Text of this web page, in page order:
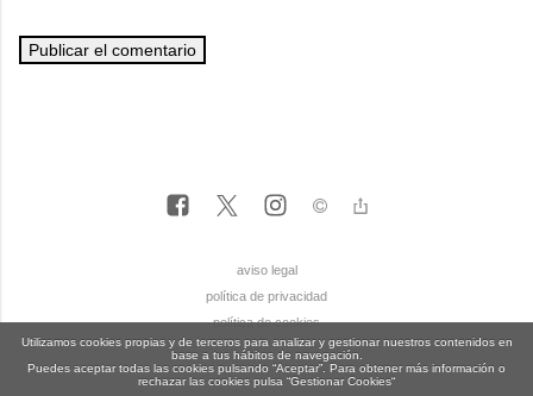
aviso legal
política de privacidad
política de cookies
Utilizamos cookies propias y de terceros para analizar y gestionar nuestros contenidos en
base a tus hábitos de navegación.
Puedes aceptar todas las cookies pulsando “Aceptar”. Para obtener más información o
rechazar las cookies pulsa “Gestionar Cookies“